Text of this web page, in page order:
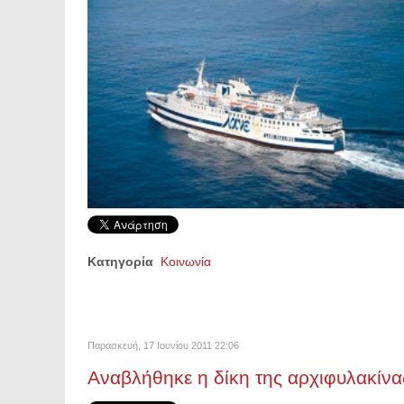
Κατηγορία Κοινωνία
Παρασκευή, 17 Ιουνίου 2011 22:06
Αναβλήθηκε η δίκη της